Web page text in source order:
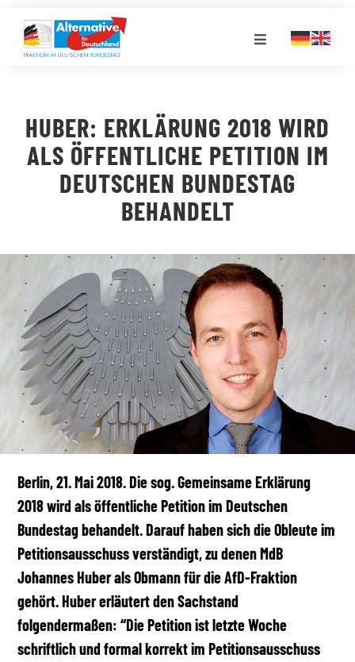
Inhalt
springen
Toggle
LANDESGRUPPEN
VERANSTALTUNGEN
STELLENPORTAL
MEDIATHEK
HUBER: ERKLÄRUNG 2018 WIRD
ALS ÖFFENTLICHE PETITION IM
DEUTSCHEN BUNDESTAG
BEHANDELT
Berlin, 21. Mai 2018. Die sog. Gemeinsame Erklärung
2018 wird als öffentliche Petition im Deutschen
Bundestag behandelt. Darauf haben sich die Obleute im
Petitionsausschuss verständigt, zu denen MdB
Johannes Huber als Obmann für die AfD-Fraktion
gehört. Huber erläutert den Sachstand
folgendermaßen: “Die Petition ist letzte Woche
schriftlich und formal korrekt im Petitionsausschuss